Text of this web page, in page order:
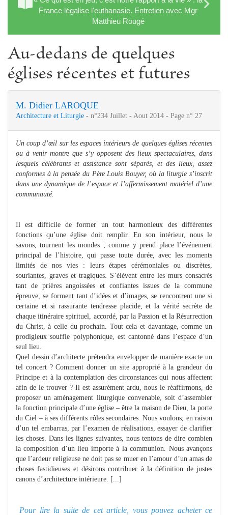
France légalise l'euthanasie. Entretien avec Mgr
Matthieu Rougé
Au-dedans de quelques
églises récentes et futures
M. Didier LAROQUE
Architecture et Liturgie - n°234 Juillet - Aout 2014 - Page n° 27
Un coup d’œil sur les espaces intérieurs de quelques églises récentes
ou à venir montre que s’y opposent des lieux spectaculaires, dans
lesquels célébrants et assistance sont séparés, et des lieux, assez
conformes à la pensée du Père Louis Bouyer, où la liturgie s’inscrit
dans une dynamique de l’espace et l’affermissement matériel d’une
communauté.
Il est difficile de former un tout harmonieux des différentes
fonctions qu’une église doit remplir. En son intérieur, nous le
savons, tournent les mondes ; comme y prend place l’événement
principal de l’histoire, qui passe toute durée, avec les moments
limités de nos vies : leurs étapes cérémoniales ou discrètes,
souriantes, graves et tragiques. S’élèvent entre les murs consacrés
tant de prières angoissées et confiantes issues de la commune
épreuve, se forment tant d’idées et d’images, se rencontrent une si
certaine et si rassurante tendresse placide, et la vérité secrète de
chaque itinéraire spirituel, accordé, par la Passion et la Résurrection
du Christ, à celle du prochain. Tout cela et davantage, comme un
prodigieux souffle polyphonique, est cantonné dans l’espace d’un
seul lieu.
Quel dessin d’architecte prétendra envelopper de manière exacte un
tel concert ? Comment donner un site approprié à la grandeur du
Principe et à la contemplation des circonstances qui nous affectent
afin de le trouver ? Il est assurément ardu, nous le réaffirmons, de
proposer un aménagement liturgique convenable, soit d’assembler
la fonction principale d’une église – être la maison de Dieu, la porte
du Ciel – à ses différents rôles secondaires. Nous voulons, en raison
d’un tel embarras, par l’examen de réalisations, essayer de clarifier
les choses. Dans les lignes suivantes, nous tentons de dire combien
la composition d’un lieu importe à la communion. Nous avançons
que l’ardeur religieuse ne doit pas se muer en l’amour d’un amas de
choses fastidieuses et désirons contribuer à la définition de justes
canons d’architecture intérieure. [...]
Pour lire la suite de cet article, vous pouvez acheter ce